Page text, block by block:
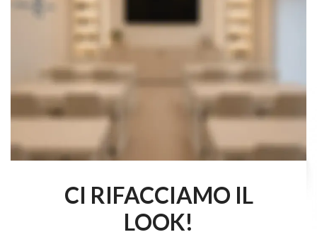
CI RIFACCIAMO IL
LOOK!